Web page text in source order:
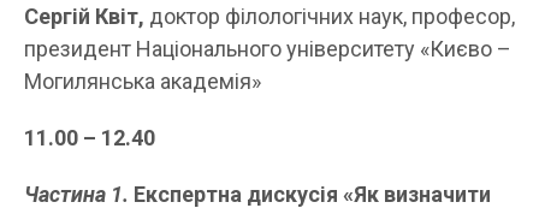
Сергій Квіт, доктор філологічних наук, професор,
президент Національного університету «Києво –
Могилянська академія»
11.00 – 12.40
Частина 1. Експертна дискусія «Як визначити